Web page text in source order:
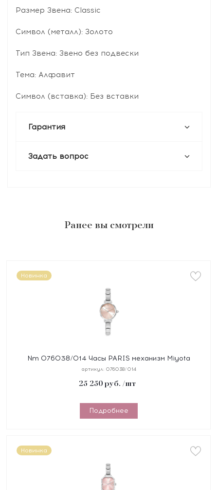
Размер Звена: Classic
Символ (металл): Золото
Тип Звена: Звено без подвески
Тема: Алфавит
Символ (вставка): Без вставки
Гарантия
Задать вопрос
Ранее вы смотрели
Новинка
Nm 076038/014 Часы PARIS механизм Miyota
2025, 3 атм, циферблат розовый, сталь, браслет
артикул: 076038/014
25 250 руб. /шт
Подробнее
Новинка